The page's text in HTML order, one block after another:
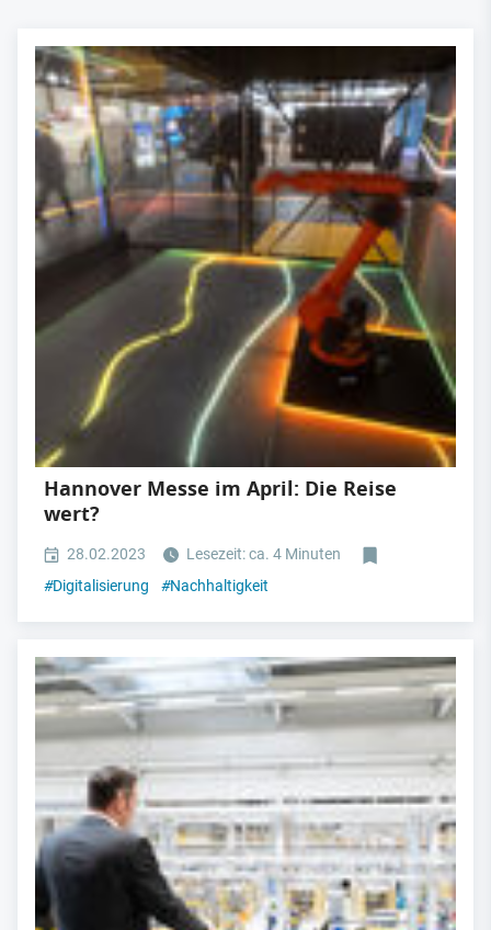
Hannover Messe im April: Die Reise
wert?
28.02.2023
Lesezeit: ca. 4 Minuten
#Digitalisierung #Nachhaltigkeit